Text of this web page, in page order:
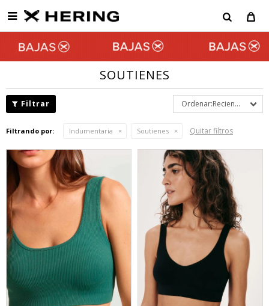

SOUTIENES
Recientes
Filtrando por: Indumentaria Soutienes Quitar filtros